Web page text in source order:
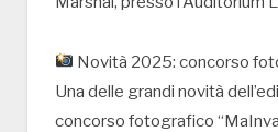
Novità 2025: concorso
Una delle grandi novità
concorso fotografico